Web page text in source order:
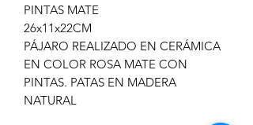
PINTAS MATE
26x11x22CM
PÁJARO REALIZADO EN CERÁMICA
EN COLOR ROSA MATE CON
PINTAS. PATAS EN MADERA
NATURAL